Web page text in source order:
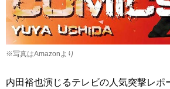
※写真はAmazonより
内田裕也演じるテレビの人気突撃レポ